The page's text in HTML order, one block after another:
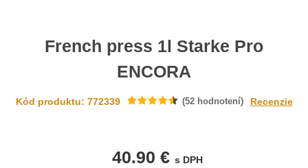
French press 1l Starke Pro
ENCORA
Kód produktu: 772339 (52hodnotení) Recenzie
40.90 € s DPH